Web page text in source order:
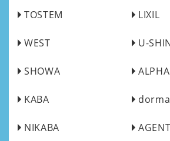
TOSTEM LIXIL
WEST U-
SHOWA ALPHA
KABA
NIKABA AGENT